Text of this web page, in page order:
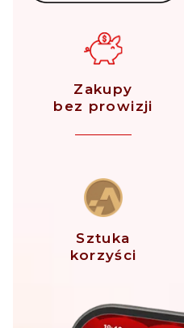
Zakupy
bez prowizji
Sztuka
korzyści